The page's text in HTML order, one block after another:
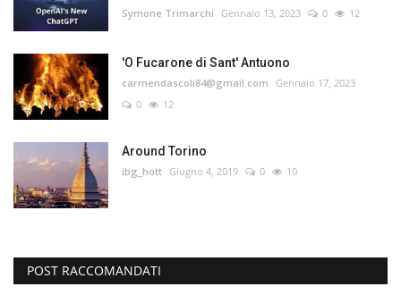
Symone Trimarchi Gennaio 13, 2023 0 12
'O Fucarone di Sant' Antuono
carmendascoli84@gmail.com
Gennaio 17, 2023
0
12
Around Torino
ibg_hott Giugno 4, 2019 0 10
POST RACCOMANDATI